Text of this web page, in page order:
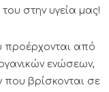
στην υγεία μας!
προέρχονται από
ενώσεων,
που βρίσκονται σε